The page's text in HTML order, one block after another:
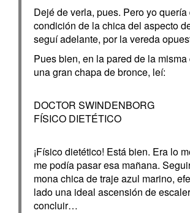
Dejé de verla, pues. Pero yo
condición de la chica del aspecto
seguí adelante, por la vereda
Pues bien, en la pared de la misma
una gran chapa de bronce, leí:
DOCTOR SWINDENBORG
FÍSICO DIETÉTICO
¡Físico dietético! Está bien. Era lo
me podía pasar esa mañana.
mona chica de traje azul marino,
lado una ideal ascensión de
concluir…